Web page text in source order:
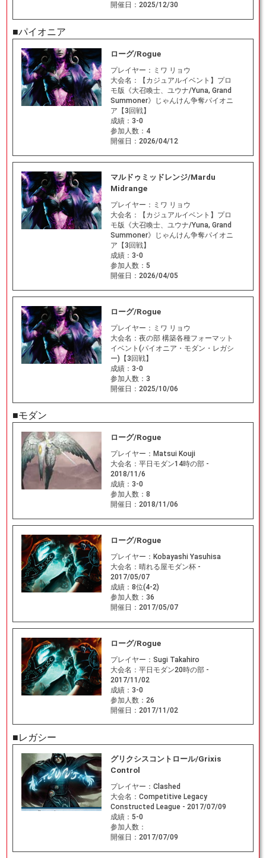
開催日： 2025/12/30
■パイオニア
ローグ/Rogue
プレイヤー： ミワ リョウ
大会名：
【カジュアルイベント】プロ
モ版《大召喚士、ユウナ/Yuna, Grand
Summoner》じゃんけん争奪パイオニ
ア【3回戦】
成績： 3-0
参加人数： 4
開催日： 2026/04/12
マルドゥミッドレンジ/Mardu
Midrange
プレイヤー： ミワ リョウ
大会名：
【カジュアルイベント】プロ
モ版《大召喚士、ユウナ/Yuna, Grand
Summoner》じゃんけん争奪パイオニ
ア【3回戦】
成績： 3-0
参加人数： 5
開催日： 2026/04/05
ローグ/Rogue
プレイヤー： ミワ リョウ
大会名： 夜の部 構築各種フォーマット
イベント(パイオニア・モダン・レガシ
ー)【3回戦】
成績： 3-0
参加人数： 3
開催日： 2025/10/06
■モダン
ローグ/Rogue
プレイヤー： Matsui Kouji
大会名： 平日モダン14時の部 -
2018/11/6
成績： 3-0
参加人数： 8
開催日： 2018/11/06
ローグ/Rogue
プレイヤー： Kobayashi Yasuhisa
大会名： 晴れる屋モダン杯 -
2017/05/07
成績： 8位(4-2)
参加人数： 36
開催日： 2017/05/07
ローグ/Rogue
プレイヤー： Sugi Takahiro
大会名： 平日モダン20時の部 -
2017/11/02
成績： 3-0
参加人数： 26
開催日： 2017/11/02
■レガシー
グリクシスコントロール/Grixis
Control
プレイヤー： Clashed
大会名： Competitive Legacy
Constructed League - 2017/07/09
成績： 5-0
参加人数：
開催日： 2017/07/09